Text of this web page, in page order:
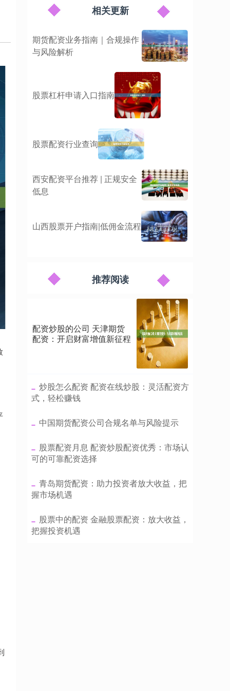
相关更新
期货配资业务指南｜合规操作
与风险解析
股票杠杆申请入口指南
股票配资行业查询
西安配资平台推荐 | 正规安全
低息
山西股票开户指南|低佣金流程
推荐阅读
配资炒股的公司 天津期货
配资：开启财富增值新征程
​炒股怎么配资 配资在线炒股：灵活配资方
式，轻松赚钱
​中国期货配资公司合规名单与风险提示
​股票配资月息 配资炒股配资优秀：市场认
可的可靠配资选择
​青岛期货配资：助力投资者放大收益，把
握市场机遇
​股票中的配资 金融股票配资：放大收益，
把握投资机遇